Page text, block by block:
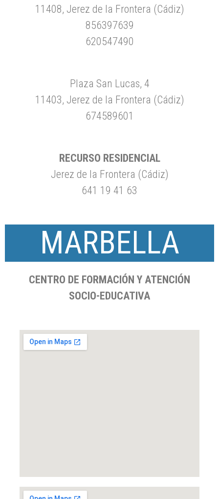
11408, Jerez de la Frontera (Cádiz)
856397639
620547490
Plaza San Lucas, 4
11403, Jerez de la Frontera (Cádiz)
674589601
RECURSO RESIDENCIAL
Jerez de la Frontera (Cádiz)
641 19 41 63
MARBELLA
CENTRO DE FORMACIÓN Y ATENCIÓN
SOCIO-EDUCATIVA